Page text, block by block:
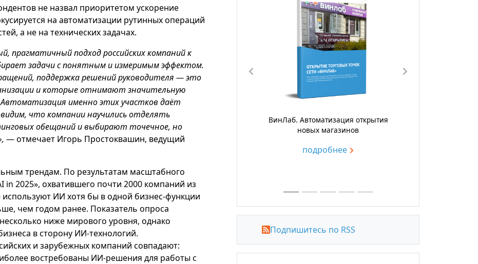
не назвал приоритетом ускорение
на автоматизации рутинных операций
а не на технических задачах.
прагматичный подход российских компаний к
задачи с понятным и измеримым эффектом.
поддержка решений руководителя — это
и которые отнимают значительную
именно этих участков даёт
что компании научились отделять
обещаний и выбирают точечное, но
— отмечает Игорь Простоквашин, ведущий
трендам. По результатам масштабного
in 2025», охватившего почти 2000 компаний из
ИИ хотя бы в одной бизнес-функции
чем годом ранее. Показатель опроса
ниже мирового уровня, однако
в сторону ИИ-технологий.
и зарубежных компаний совпадают:
востребованы ИИ-решения для работы с
ВинЛаб. Автоматизация открытия
новых магазинов
ГК «Диалог».Цифровизация процесса
управления поставками
подробнее
Подпишитесь по RSS